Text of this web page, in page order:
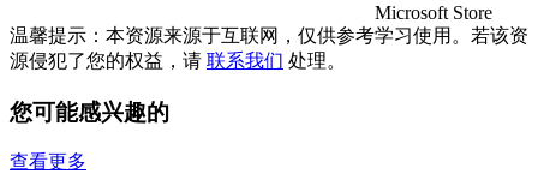
Microsoft Store
温馨提示：本资源来源于互联网，仅供参考学习使用。若该资
源侵犯了您的权益，请 联系我们 处理。
您可能感兴趣的
查看更多